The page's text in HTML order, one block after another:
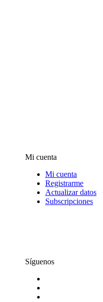
Mi cuenta
Mi cuenta
Registrarme
Actualizar datos
Subscripciones
Síguenos